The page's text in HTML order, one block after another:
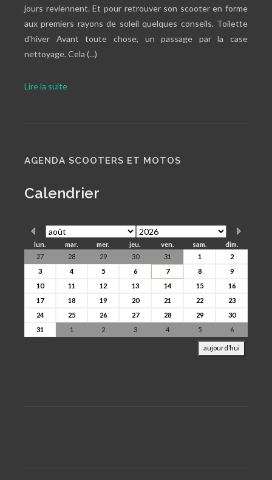
jours reviennent. Et pour retrouver son scooter en forme
aux premiers rayons de soleil quelques conseils. Toilette
d'hiver Avant toute chose, un passage par la case
nettoyage. Cela (...)
Lire la suite
AGENDA SCOOTERS ET MOTOS
Calendrier
lun. mar. mer. jeu. ven. sam.
dim.
27
28 29 30 31 1
2
3
4 5 6 7 8
9
10
11 12 13 14 15
16
17
18 19 20 21 22
23
24
25 26 27 28 29
30
31
1 2 3 4 5 6
aujourd’hui